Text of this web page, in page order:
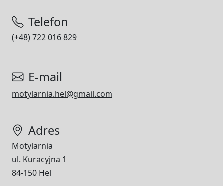
Telefon
(+48) 722 016 829
E-mail
motylarnia.hel@gmail.com
Adres
Motylarnia
ul. Kuracyjna 1
84-150 Hel